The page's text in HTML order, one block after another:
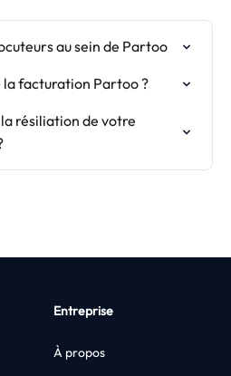
au sein de Partoo
facturation Partoo ?
résiliation de votre
Entreprise
À propos